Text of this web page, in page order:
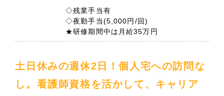
◇残業手当有
◇夜勤手当(5,000円/回)
★研修期間中は月給35万円
土日休みの週休2日！個人宅への訪問な
し。看護師資格を活かして、キャリア